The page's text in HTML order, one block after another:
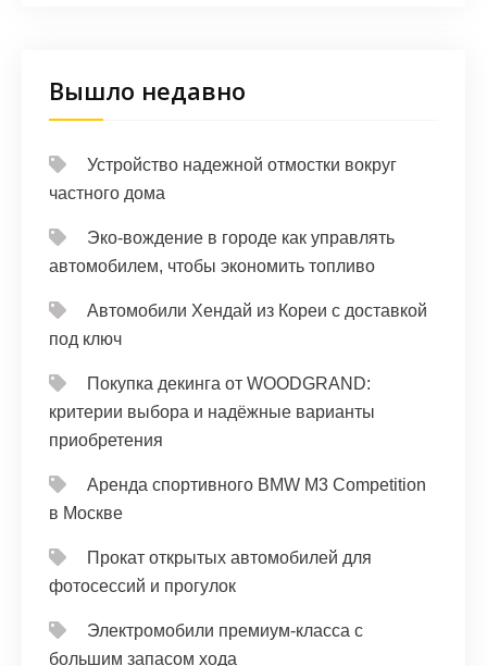
Вышло недавно
Устройство надежной отмостки вокруг
частного дома
Эко-вождение в городе как управлять
автомобилем, чтобы экономить топливо
Автомобили Хендай из Кореи с доставкой
под ключ
Покупка декинга от WOODGRAND:
критерии выбора и надёжные варианты
приобретения
Аренда спортивного BMW M3 Competition
в Москве
Прокат открытых автомобилей для
фотосессий и прогулок
Электромобили премиум-класса с
большим запасом хода